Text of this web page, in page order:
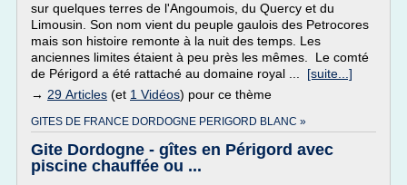
sur quelques terres de l'Angoumois, du Quercy et du
Limousin. Son nom vient du peuple gaulois des Petrocores
mais son histoire remonte à la nuit des temps. Les
anciennes limites étaient à peu près les mêmes. Le comté
de Périgord a été rattaché au domaine royal ... [suite...]
→ 29 Articles (et 1 Vidéos) pour ce thème
GITES DE FRANCE DORDOGNE PERIGORD BLANC »
Gite Dordogne - gîtes en Périgord avec
piscine chauffée ou ...